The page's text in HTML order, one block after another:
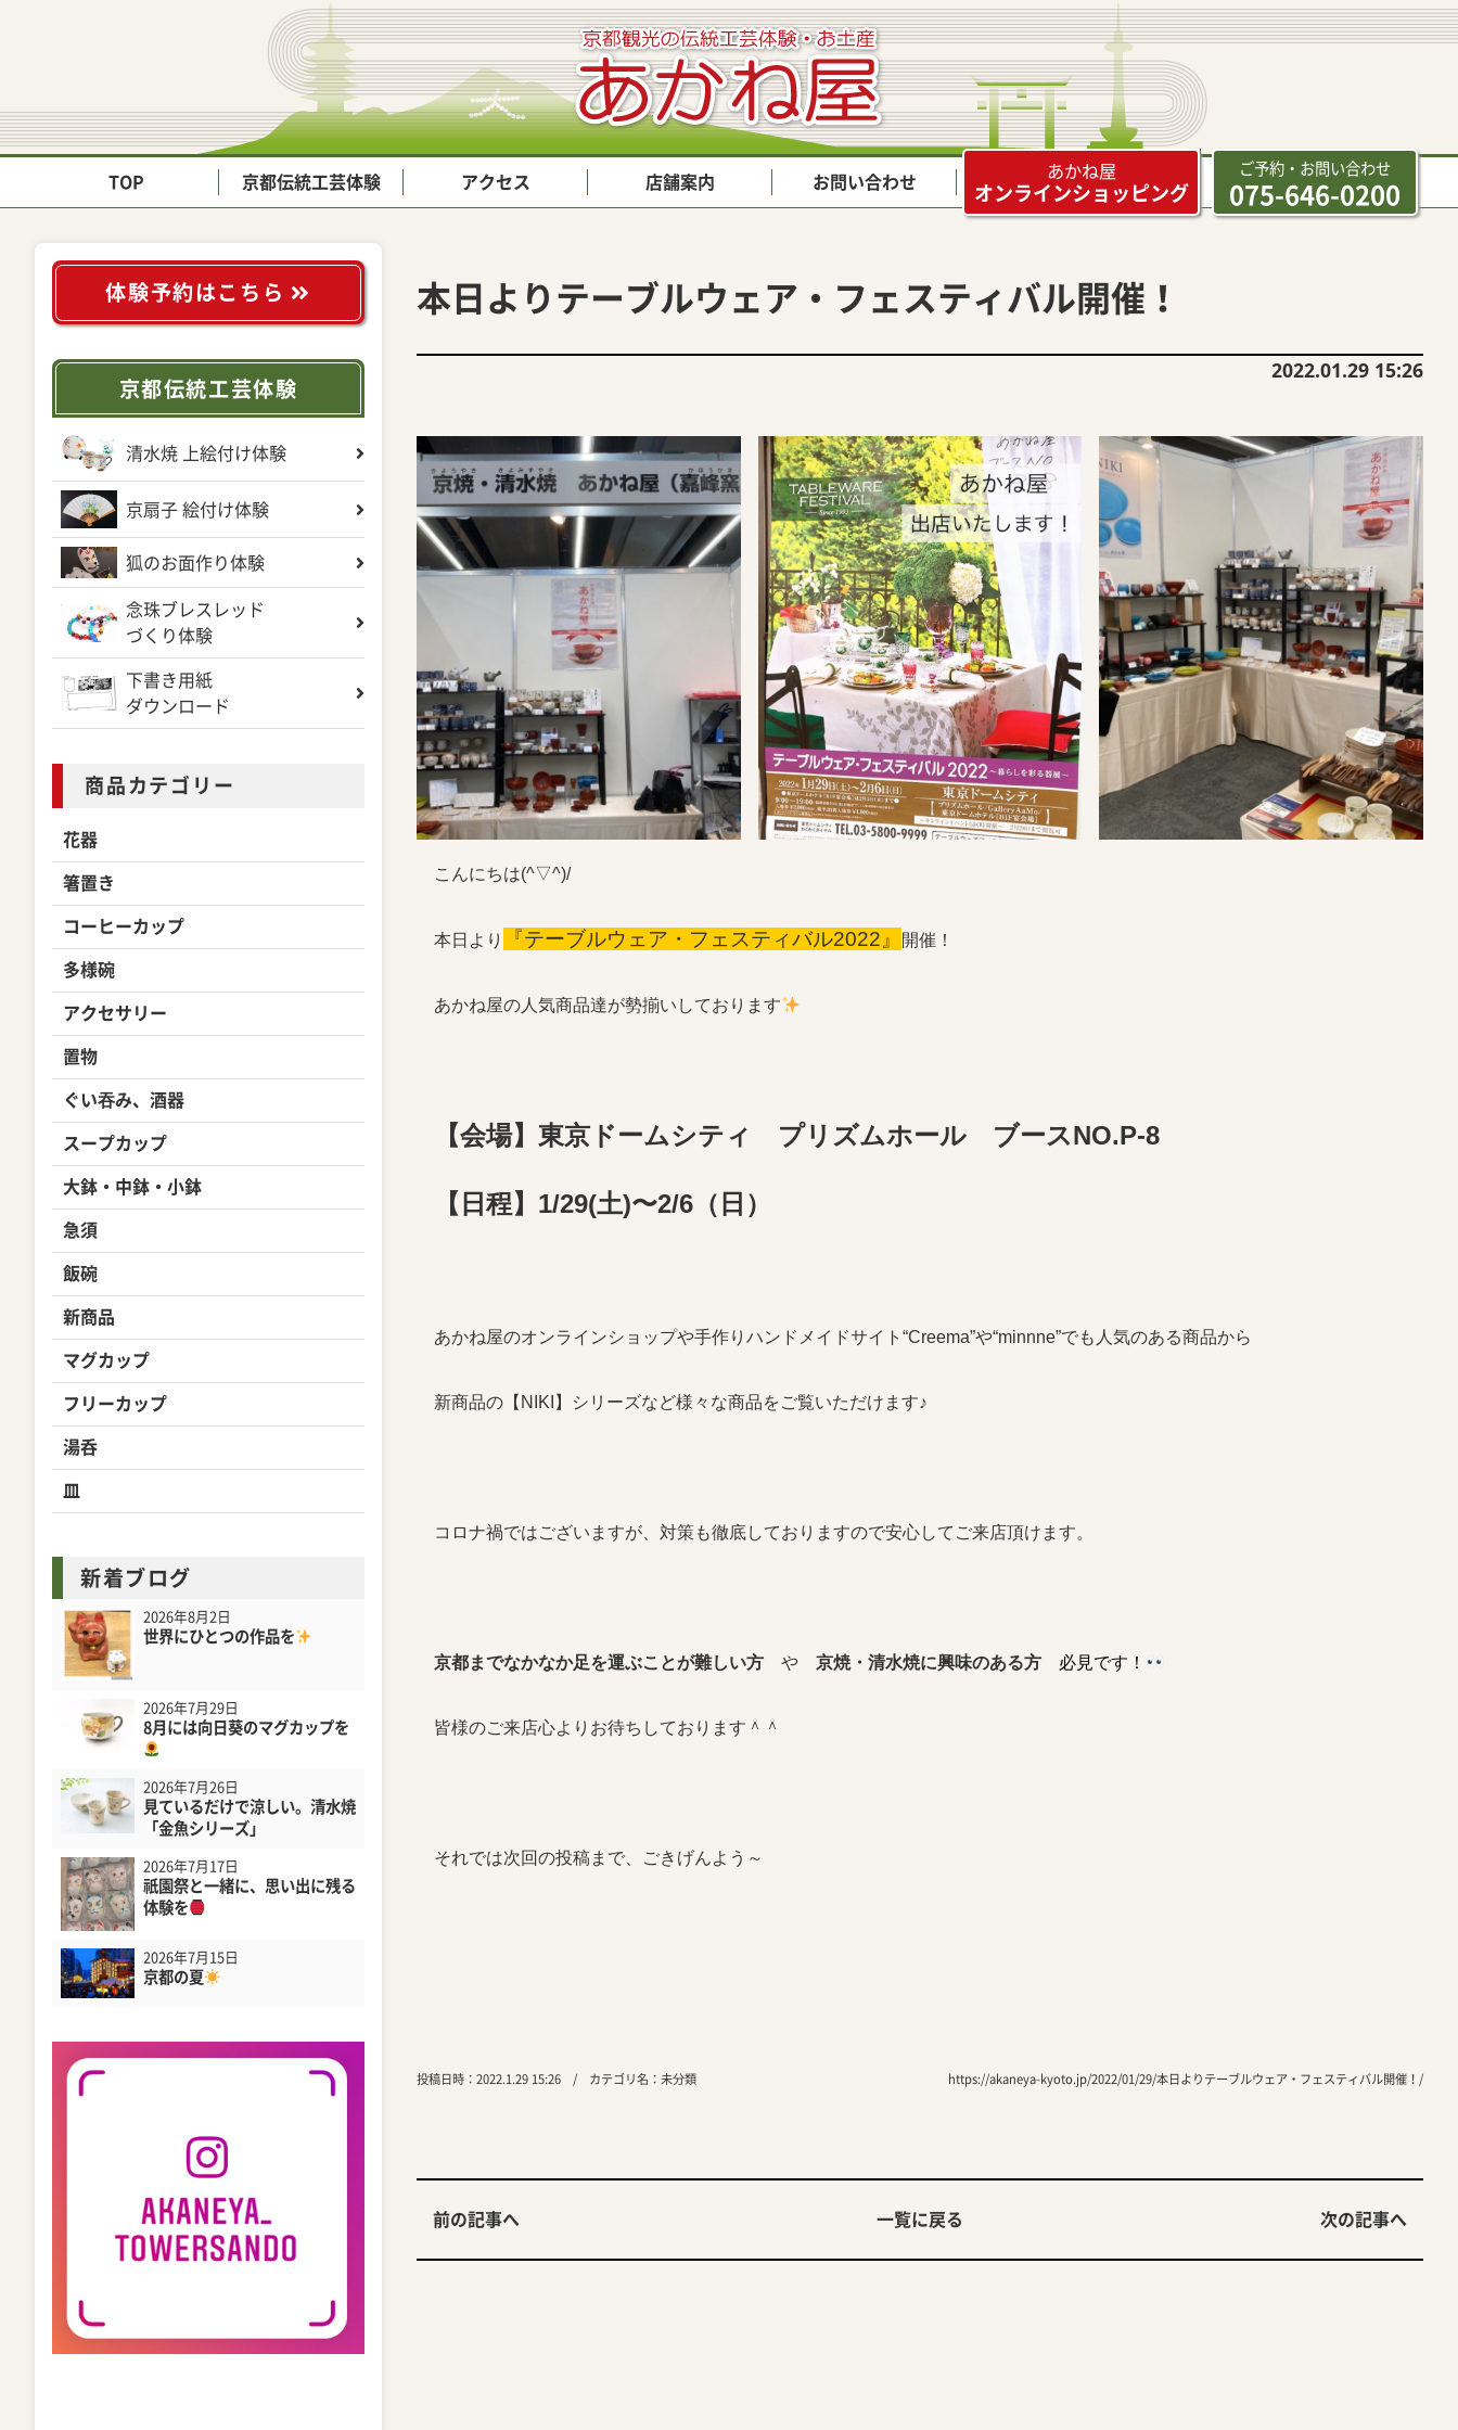
TOP 京都伝統工芸体験 アクセス 店舗案内 お問い合わせ
あかね屋
オンラインショッピング
ご予約・お問い合わせ
075-646-0200
体験予約はこちら
京都伝統工芸体験
清水焼 上絵付け体験
京扇子 絵付け体験
狐のお面作り体験
念珠ブレスレッド
づくり体験
下書き用紙
ダウンロード
商品カテゴリー
花器
箸置き
コーヒーカップ
多様碗
アクセサリー
置物
ぐい吞み、酒器
スープカップ
大鉢・中鉢・小鉢
急須
飯碗
新商品
マグカップ
フリーカップ
湯呑
皿
新着ブログ
2026年8月2日
世界にひとつの作品を
2026年7月29日
8月には向日葵のマグカップを
2026年7月26日
見ているだけで涼しい。清水焼
「金魚シリーズ」
2026年7月17日
祇園祭と一緒に、思い出に残る
体験を
2026年7月15日
京都の夏
本日よりテーブルウェア・フェスティバル開催！
2022.01.29 15:26
こんにちは(^▽^)/
本日より 『テーブルウェア・フェスティバル2022』 開催！
あかね屋の人気商品達が勢揃いしております
【会場】東京ドームシティ プリズムホール ブースNO.P-8
【日程】1/29(土)〜2/6（日）
あかね屋のオンラインショップや手作りハンドメイドサイト“Creema”や“minnne”でも人気のある商品から
新商品の【NIKI】シリーズなど様々な商品をご覧いただけます♪
コロナ禍ではございますが、対策も徹底しておりますので安心してご来店頂けます。
京都までなかなか足を運ぶことが難しい方 や 京焼・清水焼に興味のある方 必見です！
皆様のご来店心よりお待ちしております＾＾
それでは次回の投稿まで、ごきげんよう～
投稿日時：2022.1.29 15:26 / カテゴリ名： 未分類 https://akaneya-kyoto.jp/2022/01/29/本日よりテーブルウェア・フェスティバル開催！/
前の記事へ 一覧に戻る 次の記事へ